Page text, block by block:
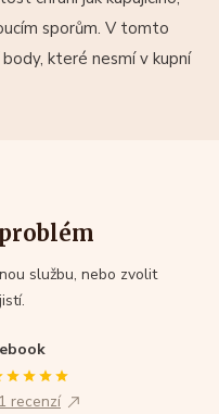
sporům. V tomto
které nesmí v kupní
službu, nebo zvolit
recenzí